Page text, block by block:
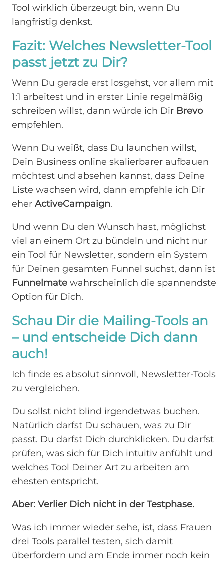
Tool wirklich überzeugt bin, wenn Du
langfristig denkst.
Fazit: Welches Newsletter-Tool
passt jetzt zu Dir?
Wenn Du gerade erst losgehst, vor allem mit
1:1 arbeitest und in erster Linie regelmäßig
schreiben willst, dann würde ich Dir Brevo
empfehlen.
Wenn Du weißt, dass Du launchen willst,
Dein Business online skalierbarer aufbauen
möchtest und absehen kannst, dass Deine
Liste wachsen wird, dann empfehle ich Dir
eherActiveCampaign.
Und wenn Du den Wunsch hast, möglichst
viel an einem Ort zu bündeln und nicht nur
ein Tool für Newsletter, sondern ein System
für Deinen gesamten Funnel suchst, dann ist
Funnelmate wahrscheinlich die spannendste
Option für Dich.
Schau Dir die Mailing-Tools an
– und entscheide Dich dann
auch!
Ich finde es absolut sinnvoll, Newsletter-Tools
zu vergleichen.
Du sollst nicht blind irgendetwas buchen.
Natürlich darfst Du schauen, was zu Dir
passt. Du darfst Dich durchklicken. Du darfst
prüfen, was sich für Dich intuitiv anfühlt und
welches Tool Deiner Art zu arbeiten am
ehesten entspricht.
Aber: Verlier Dich nicht in der Testphase.
Was ich immer wieder sehe, ist, dass Frauen
drei Tools parallel testen, sich damit
überfordern und am Ende immer noch kein